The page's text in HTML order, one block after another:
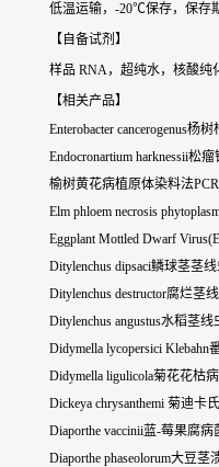
低温运输，-20℃保存，保存
【自备试剂】
样品 RNA，超纯水，核酸纯
【相关产品】
Enterobacter cancerogenus杨
Endocronartium harknessii松
榆树黄花病植原体染料法
Elm phloem necrosis
Eggplant Mottled Dwarf
Ditylenchus dipsaci鳞球茎茎
Ditylenchus destructor腐烂茎
Ditylenchus angustus水稻茎
Didymella lycopersici
Didymella ligulicola菊花花枯
Dickeya chrysanthemi 菊迪卡
Diaporthe vaccinii蓝-莓果腐
Diaporthe phaseolorum大豆